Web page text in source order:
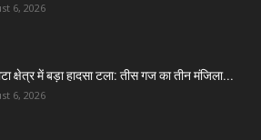
6, 2026
क्षेत्र में बड़ा हादसा टला: तीस गज का तीन मंजिला...
6, 2026